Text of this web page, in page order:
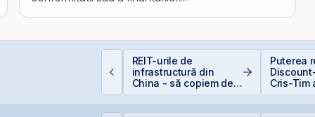
REIT-urile de
infrastructură din
China - să copiem de
la cel ce copiază?!
Puterea
Cris-Tim